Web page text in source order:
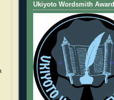
Ukiyoto Wordsmith Award